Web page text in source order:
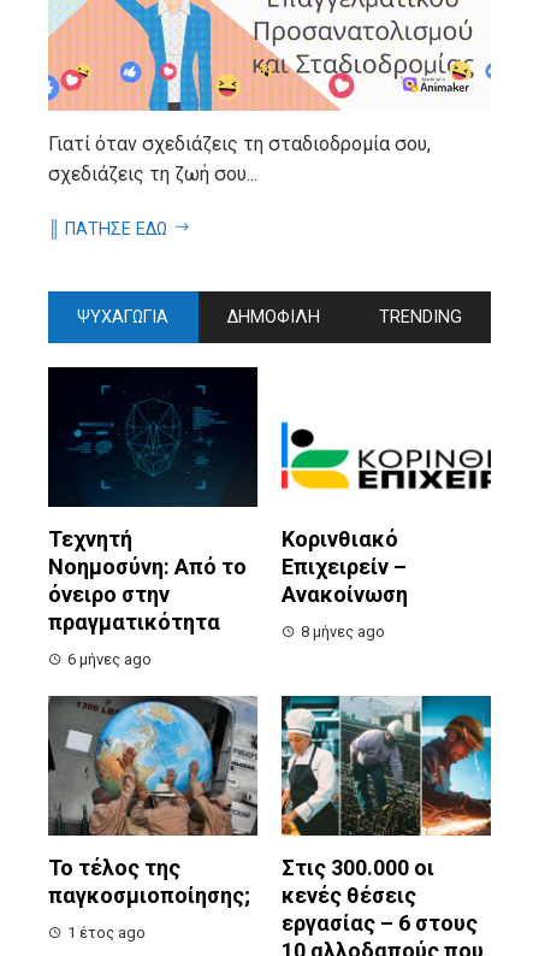
Γιατί όταν σχεδιάζεις τη σταδιοδρομία σου,
σχεδιάζεις τη ζωή σου...
║ ΠΑΤΗΣΕ ΕΔΩ
ΨΥΧΑΓΩΓΙΑ ΔΗΜΟΦΙΛΗ TRENDING
Τεχνητή
Νοημοσύνη: Από το
όνειρο στην
πραγματικότητα
6 μήνες ago
Κορινθιακό
Επιχειρείν –
Ανακοίνωση
8 μήνες ago
Το τέλος της
παγκοσμιοποίησης;
1 έτος ago
Στις 300.000 οι
κενές θέσεις
εργασίας – 6 στους
10 αλλοδαπούς που